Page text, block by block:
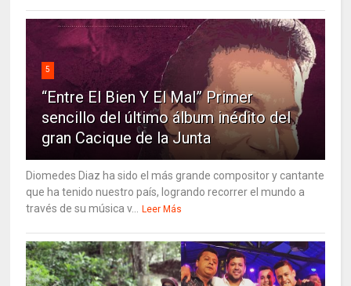
5
“Entre El Bien Y El Mal” Primer
sencillo del último álbum inédito del
gran Cacique de la Junta
Diomedes Diaz ha sido el más grande compositor y cantante
que ha tenido nuestro país, logrando recorrer el mundo a
través de su música v...
Leer Más